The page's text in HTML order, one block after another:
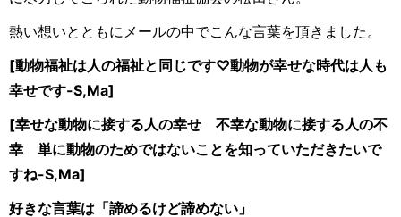
熱い想いとともにメールの中でこんな言葉を頂きました。
[動物福祉は人の福祉と同じです♡動物が幸せな時代は人も
幸せです-S,Ma]
[幸せな動物に接する人の幸せ 不幸な動物に接する人の不
幸 単に動物のためではないことを知っていただきたいで
すね-S,Ma]
好きな言葉は「諦めるけど諦めない」